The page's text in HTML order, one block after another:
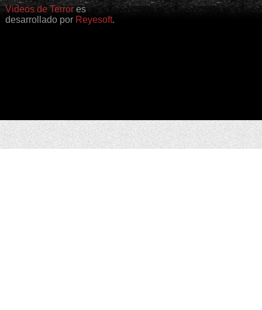
Videos de Terrores
desarrollado por Reyesoft.